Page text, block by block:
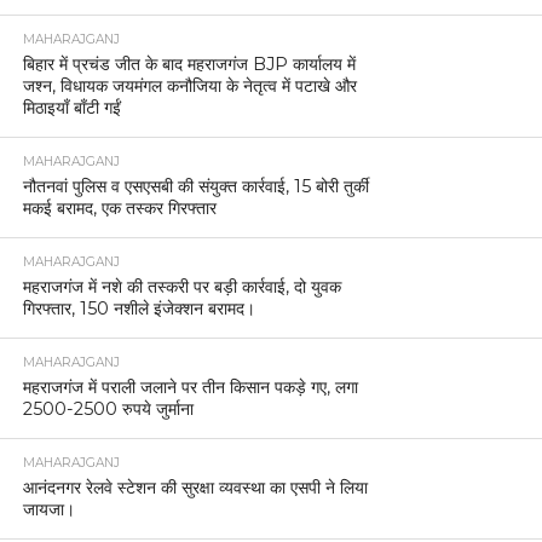
MAHARAJGANJ
बिहार में प्रचंड जीत के बाद महराजगंज BJP कार्यालय में
जश्न, विधायक जयमंगल कनौजिया के नेतृत्व में पटाखे और
मिठाइयाँ बाँटी गईं
MAHARAJGANJ
नौतनवां पुलिस व एसएसबी की संयुक्त कार्रवाई, 15 बोरी तुर्की
मकई बरामद, एक तस्कर गिरफ्तार
MAHARAJGANJ
महराजगंज में नशे की तस्करी पर बड़ी कार्रवाई, दो युवक
गिरफ्तार, 150 नशीले इंजेक्शन बरामद।
MAHARAJGANJ
महराजगंज में पराली जलाने पर तीन किसान पकड़े गए, लगा
2500-2500 रुपये जुर्माना
MAHARAJGANJ
आनंदनगर रेलवे स्टेशन की सुरक्षा व्यवस्था का एसपी ने लिया
जायजा।